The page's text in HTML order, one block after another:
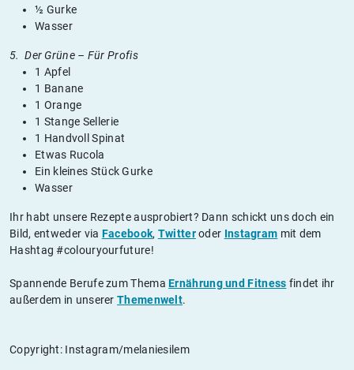
½ Gurke
Wasser
5. Der Grüne – Für Profis
1 Apfel
1 Banane
1 Orange
1 Stange Sellerie
1 Handvoll Spinat
Etwas Rucola
Ein kleines Stück Gurke
Wasser
Ihr habt unsere Rezepte ausprobiert? Dann schickt uns doch ein
Bild, entweder via Facebook, Twitteroder Instagram mit dem
Hashtag #colouryourfuture!
Spannende Berufe zum ThemaErnährung und Fitness findet ihr
außerdem in unsererThemenwelt.
Copyright: Instagram/melaniesilem